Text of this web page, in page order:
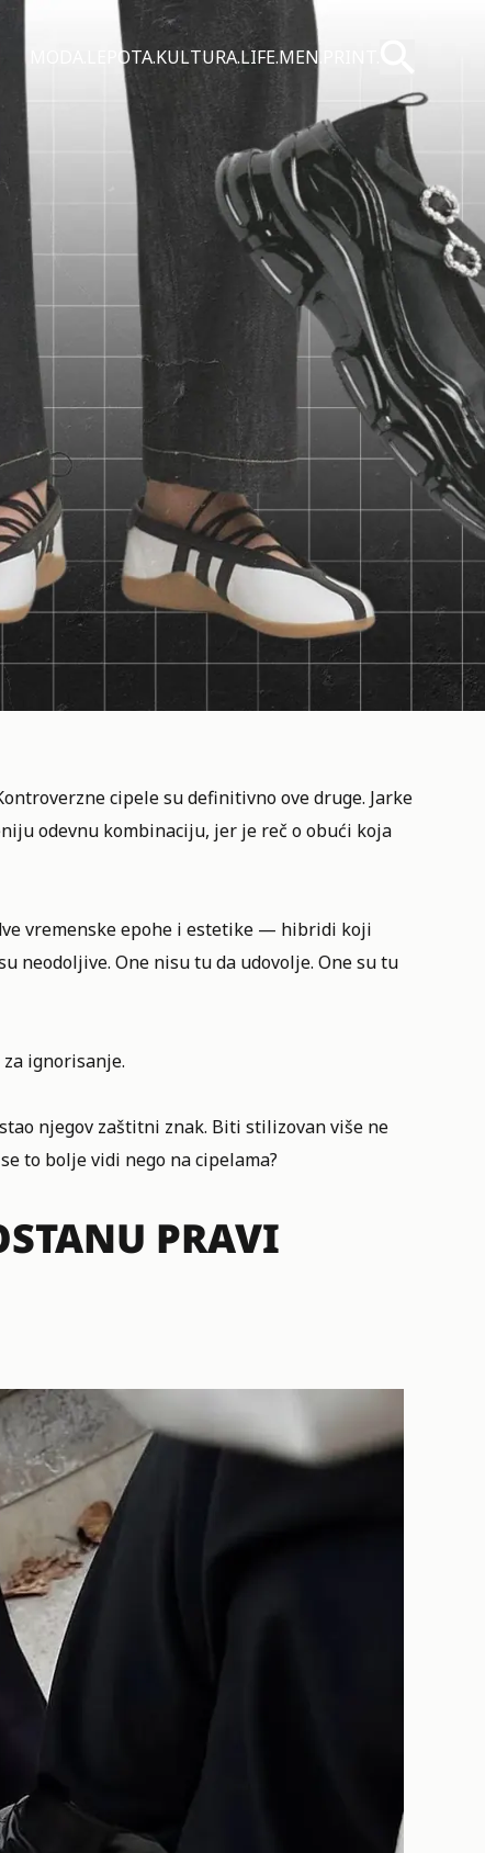
LEPOTA.KULTURA.LIFE.MEN.
cipele su definitivno ove druge. Jarke
odevnu kombinaciju, jer je reč o obući koja
vremenske epohe i estetike — hibridi koji
neodoljive. One nisu tu da udovolje. One su tu
ignorisanje.
njegov zaštitni znak. Biti stilizovan više ne
se to bolje vidi nego na cipelama?
PRAVI